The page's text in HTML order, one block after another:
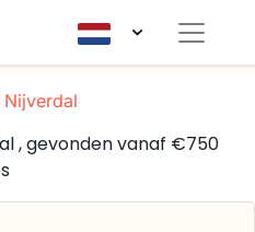
Nijverdal
, gevonden vanaf €750